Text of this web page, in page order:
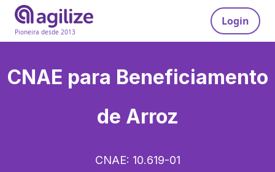
Pioneira desde 2013
Login
CNAE para Beneficiamento
de Arroz
CNAE: 10.619-01